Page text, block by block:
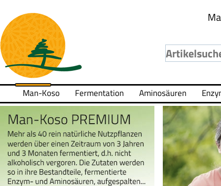
Man-Koso Fermentation Aminosäuren